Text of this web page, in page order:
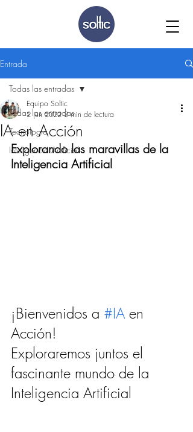
Entrada
Todas las entradas
Tecnología
Inteligencia Artificial
Todas las entradas
IA en Acción
Equipo Soltic
2 jun 2022 2 min de lectura
Explorando las maravillas de la
Inteligencia Artificial
¡Bienvenidos a #IA en
Acción!
Exploraremos juntos el
fascinante mundo de la
Inteligencia Artificial